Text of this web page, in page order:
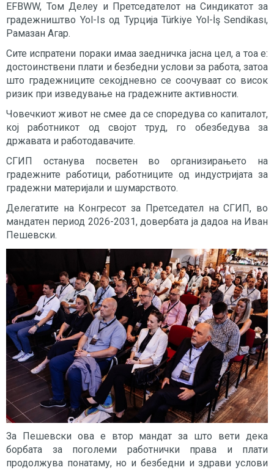
EFBWW, Том Делеу и Претседателот на Синдикатот за
градежништво Yol-Is од Турција Türkiye Yol-İş Sendikası,
Рамазан Агар.
Сите испратени пораки имаа заедничка јасна цел, а тоа е:
достоинствени плати и безбедни услови за работа, затоа
што градежниците секојдневно се соочуваат со висок
ризик при изведување на градежните активности.
Човечкиот живот не смее да се споредува со капиталот,
кој работникот од својот труд, го обезбедува за
државата и работодавачите.
СГИП останува посветен во организирањето на
градежните работици, работниците од индустријата за
градежни материјали и шумарството.
Делегатите на Конгресот за Претседател на СГИП, во
мандатен период 2026-2031, довербата ја дадоа на Иван
Пешевски.
За Пешевски ова е втор мандат за што вети дека
борбата за поголеми работнички права и плати
продолжува понатаму, но и безбедни и здрави услови